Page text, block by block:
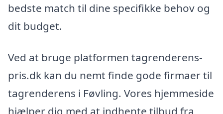
bedste match til dine specifikke behov og
dit budget.
Ved at bruge platformen tagrenderens-
pris.dk kan du nemt finde gode firmaer til
tagrenderens i Føvling. Vores hjemmeside
hjælper dig med at indhente tilbud fra